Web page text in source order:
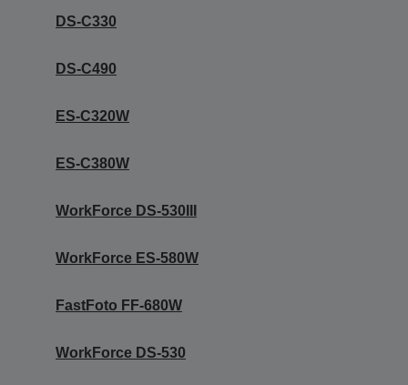
DS-C330
DS-C490
ES-C320W
ES-C380W
WorkForce DS-530III
WorkForce ES-580W
FastFoto FF-680W
WorkForce DS-530